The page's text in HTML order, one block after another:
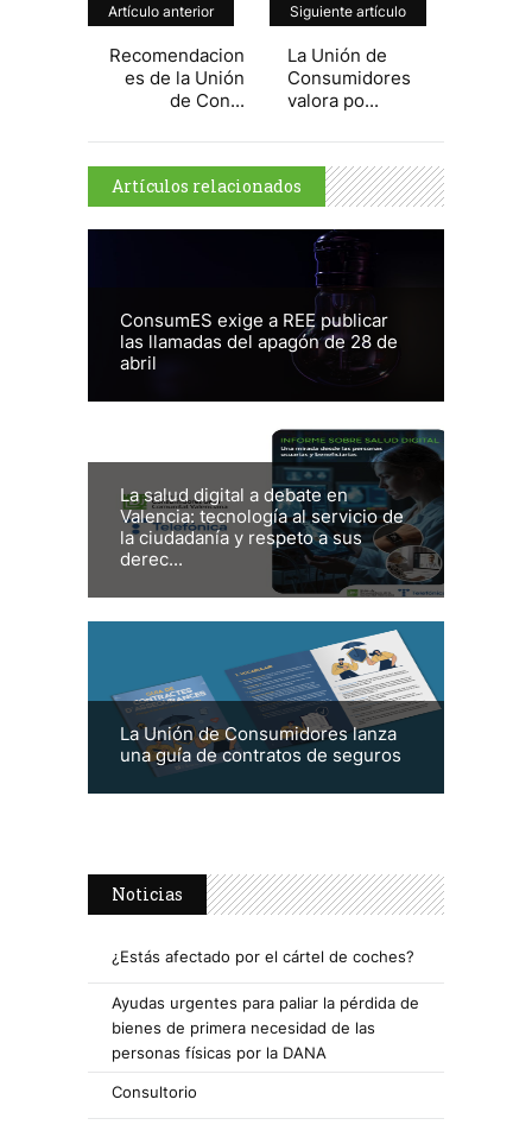
Artículo anterior
Recomendacion
es de la Unión
de Con...
Siguiente artículo
La Unión de
Consumidores
valora po...
Artículos relacionados
ConsumES exige a REE publicar
las llamadas del apagón de 28 de
abril
La salud digital a debate en
Valencia: tecnología al servicio de
la ciudadanía y respeto a sus
derec...
La Unión de Consumidores lanza
una guía de contratos de seguros
Noticias
¿Estás afectado por el cártel de coches?
Ayudas urgentes para paliar la pérdida de
bienes de primera necesidad de las
personas físicas por la DANA
Consultorio